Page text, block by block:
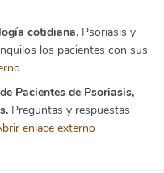
cotidiana. Psoriasis y
los pacientes con sus
Pacientes de Psoriasis,
Preguntas y respuestas
enlace externo